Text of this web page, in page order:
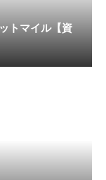
トマイル【資